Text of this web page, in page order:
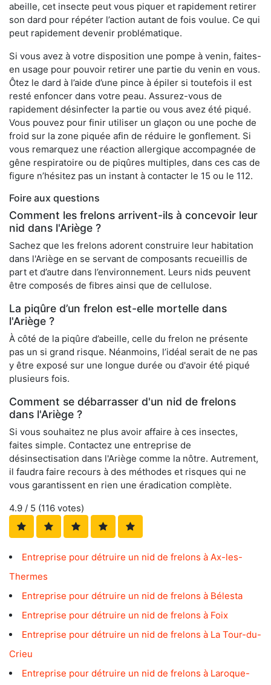
abeille, cet insecte peut vous piquer et rapidement retirer
son dard pour répéter l’action autant de fois voulue. Ce qui
peut rapidement devenir problématique.
Si vous avez à votre disposition une pompe à venin, faites-
en usage pour pouvoir retirer une partie du venin en vous.
Ôtez le dard à l’aide d’une pince à épiler si toutefois il est
resté enfoncer dans votre peau. Assurez-vous de
rapidement désinfecter la partie ou vous avez été piqué.
Vous pouvez pour finir utiliser un glaçon ou une poche de
froid sur la zone piquée afin de réduire le gonflement. Si
vous remarquez une réaction allergique accompagnée de
gêne respiratoire ou de piqûres multiples, dans ces cas de
figure n’hésitez pas un instant à contacter le 15 ou le 112.
Foire aux questions
Comment les frelons arrivent-ils à concevoir leur
nid dans l'Ariège ?
Sachez que les frelons adorent construire leur habitation
dans l'Ariège en se servant de composants recueillis de
part et d’autre dans l’environnement. Leurs nids peuvent
être composés de fibres ainsi que de cellulose.
La piqûre d’un frelon est-elle mortelle dans
l'Ariège ?
À côté de la piqûre d’abeille, celle du frelon ne présente
pas un si grand risque. Néanmoins, l’idéal serait de ne pas
y être exposé sur une longue durée ou d'avoir été piqué
plusieurs fois.
Comment se débarrasser d'un nid de frelons
dans l'Ariège ?
Si vous souhaitez ne plus avoir affaire à ces insectes,
faites simple. Contactez une entreprise de
désinsectisation dans l'Ariège comme la nôtre. Autrement,
il faudra faire recours à des méthodes et risques qui ne
vous garantissent en rien une éradication complète.
4.9 / 5 (116 votes)
Entreprise pour détruire un nid de frelons à Ax-les-
Thermes
Entreprise pour détruire un nid de frelons à Bélesta
Entreprise pour détruire un nid de frelons à Foix
Entreprise pour détruire un nid de frelons à La Tour-du-
Crieu
Entreprise pour détruire un nid de frelons à Laroque-